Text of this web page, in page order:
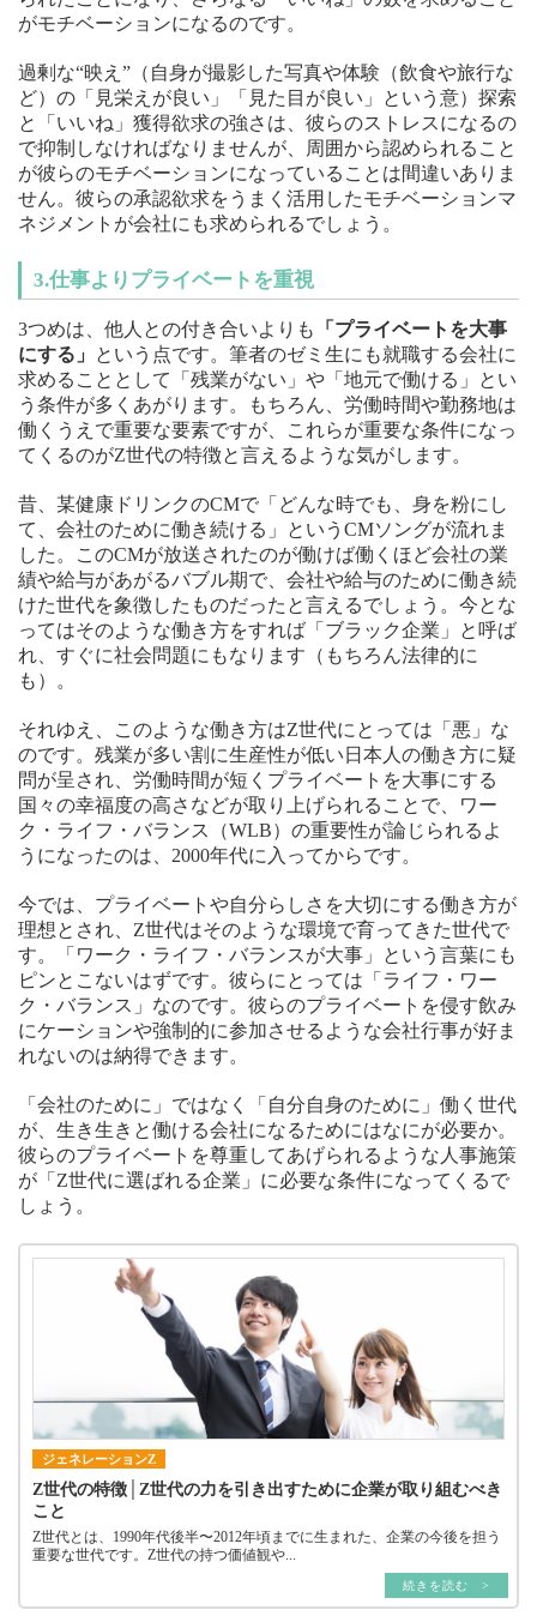
がモチベーションになるのです。
過剰な“映え”（自身が撮影した写真や体験（飲食や旅行な
ど）の「見栄えが良い」「見た目が良い」という意）探索
と「いいね」獲得欲求の強さは、彼らのストレスになるの
で抑制しなければなりませんが、周囲から認められること
が彼らのモチベーションになっていることは間違いありま
せん。彼らの承認欲求をうまく活用したモチベーションマ
ネジメントが会社にも求められるでしょう。
3.仕事よりプライベートを重視
3つめは、他人との付き合いよりも
「プライベートを大事
にする」
という点です。筆者のゼミ生にも就職する会社に
求めることとして「残業がない」や「地元で働ける」とい
う条件が多くあがります。もちろん、労働時間や勤務地は
働くうえで重要な要素ですが、これらが重要な条件になっ
てくるのがZ世代の特徴と言えるような気がします。
昔、某健康ドリンクのCMで「どんな時でも、身を粉にし
て、会社のために働き続ける」というCMソングが流れま
した。このCMが放送されたのが働けば働くほど会社の業
績や給与があがるバブル期で、会社や給与のために働き続
けた世代を象徴したものだったと言えるでしょう。今とな
ってはそのような働き方をすれば「ブラック企業」と呼ば
れ、すぐに社会問題にもなります（もちろん法律的に
も）。
それゆえ、このような働き方はZ世代にとっては「悪」な
のです。残業が多い割に生産性が低い日本人の働き方に疑
問が呈され、労働時間が短くプライベートを大事にする
国々の幸福度の高さなどが取り上げられることで、ワー
ク・ライフ・バランス（WLB）の重要性が論じられるよ
うになったのは、2000年代に入ってからです。
今では、プライベートや自分らしさを大切にする働き方が
理想とされ、Z世代はそのような環境で育ってきた世代で
す。「ワーク・ライフ・バランスが大事」という言葉にも
ピンとこないはずです。彼らにとっては「ライフ・ワー
ク・バランス」なのです。彼らのプライベートを侵す飲み
にケーションや強制的に参加させるような会社行事が好ま
れないのは納得できます。
「会社のために」ではなく「自分自身のために」働く世代
が、生き生きと働ける会社になるためにはなにが必要か。
彼らのプライベートを尊重してあげられるような人事施策
が「Z世代に選ばれる企業」に必要な条件になってくるで
しょう。
ジェネレーションZ
Z世代の特徴│Z世代の力を引き出すために企業が取り組むべき
こと
Z世代とは、1990年代後半〜2012年頃までに生まれた、企業の今後を担う
重要な世代です。Z世代の持つ価値観や...
続きを読む >